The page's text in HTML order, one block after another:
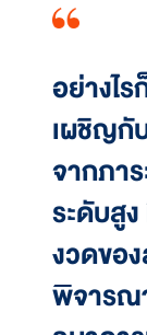
อย่างไ
เผชิญกั
จากภา
ระดับสู
งวดขอ
พิจารณ